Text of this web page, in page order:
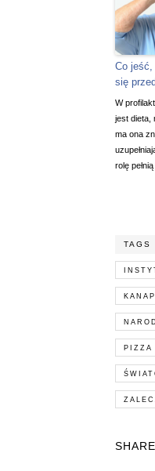
Co jeść,
się
W
jest dieta,
ma ona
rolę
TAGS
PIZZA